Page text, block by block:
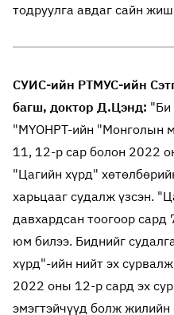
тодруулга авдаг сайн
СУИС-ийн РТМУС-ийн
багш, доктор Д.Цэнд: "Би
"МҮОНРТ-ийн "Монголын
11, 12-р сар болон 2022
"Цагийн хүрд"
харьцааг судалж үзсэн.
давхардсан тоогоор
юм билээ. Биднийг
хүрд"-ийн нийт эх
2022 оны 12-р сард эх
эмэгтэйчүүд болж жилийн